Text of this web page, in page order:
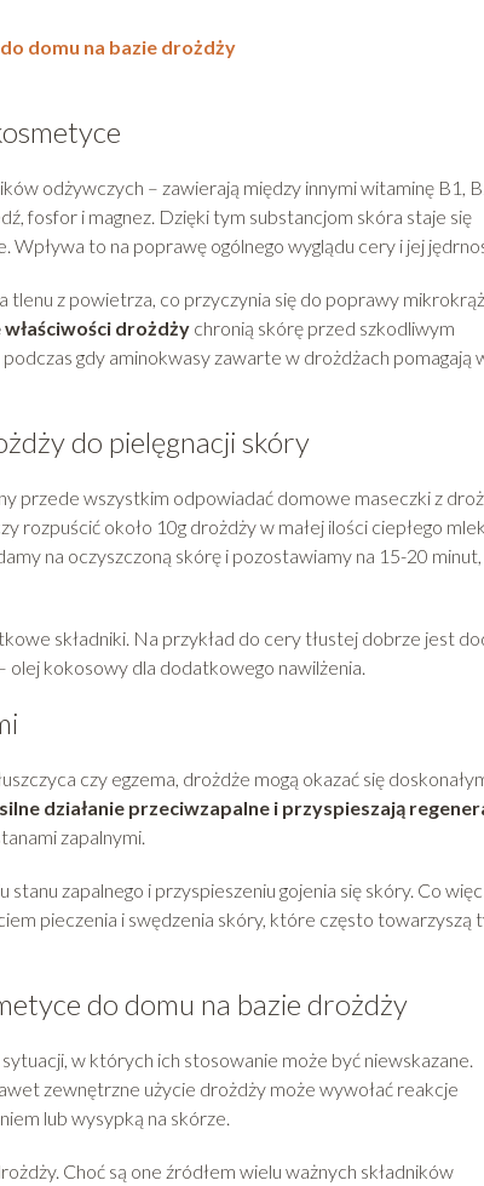
domu na bazie drożdży
odżywczych – zawierają między innymi witaminę B1,
fosfor i magnez. Dzięki tym substancjom skóra staje się
to na poprawę ogólnego wyglądu cery i jej
z powietrza, co przyczynia się do poprawy
drożdży chronią skórę przed szkodliwym
gdy aminokwasy zawarte w drożdżach pomagają
do pielęgnacji skóry
przede wszystkim odpowiadać domowe maseczki z
rozpuścić około 10g drożdży w małej ilości ciepłego
na oczyszczoną skórę i pozostawiamy na 15-20 minut,
składniki. Na przykład do cery tłustej dobrze jest
olej kokosowy dla dodatkowego nawilżenia.
czy egzema, drożdże mogą okazać się
działanie przeciwzapalne i przyspieszają
zapalnymi.
zapalnego i przyspieszeniu gojenia się skóry. Co
pieczenia i swędzenia skóry, które często towarzyszą
do domu na bazie drożdży
w których ich stosowanie może być niewskazane.
zewnętrzne użycie drożdży może wywołać reakcje
lub wysypką na skórze.
Choć są one źródłem wielu ważnych składników